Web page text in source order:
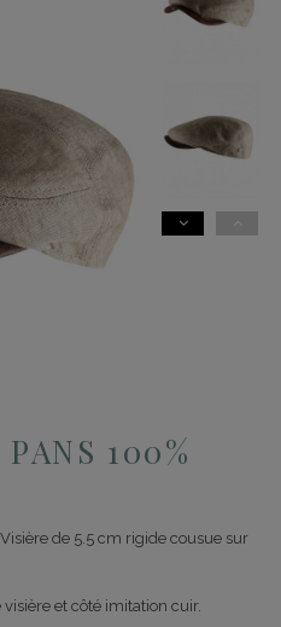
100%
de 5.5 cm rigide cousue sur
et côté imitation cuir.